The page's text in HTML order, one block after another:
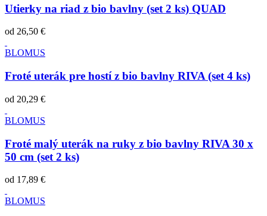
Utierky na riad z bio bavlny (set 2 ks) QUAD
od 26,50 €
BLOMUS
Froté uterák pre hostí z bio bavlny RIVA (set 4 ks)
od 20,29 €
BLOMUS
Froté malý uterák na ruky z bio bavlny RIVA 30 x
50 cm (set 2 ks)
od 17,89 €
BLOMUS